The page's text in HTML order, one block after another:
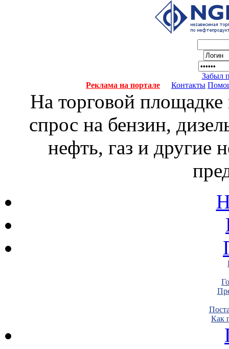
Забыл
Реклама на портале
Контакты
На торговой
спрос на бензин,
нефть, газ и другие
Как